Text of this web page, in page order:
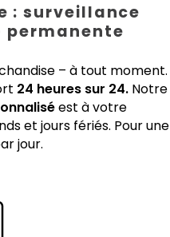
: surveillance
– à tout moment.
24 heures sur 24. Notre
est à votre
et jours fériés. Pour une
jour.